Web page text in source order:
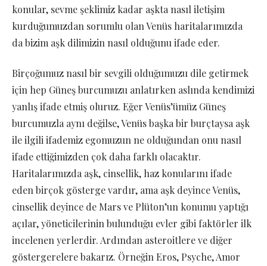
konular, sevme şeklimiz kadar aşkta nasıl iletişim
kurduğumuzdan sorumlu olan Venüs haritalarımızda
da bizim aşk dilimizin nasıl olduğunu ifade eder.
Birçoğumuz nasıl bir sevgili olduğumuzu dile getirmek
için hep Güneş burcumuzu anlatırken aslında kendimizi
yanlış ifade etmiş oluruz. Eğer Venüs’ümüz Güneş
burcumuzla aynı değilse, Venüs başka bir burçtaysa aşk
ile ilgili ifademiz egomuzun ne olduğundan onu nasıl
ifade ettiğimizden çok daha farklı olacaktır.
Haritalarımızda aşk, cinsellik, haz konularını ifade
eden birçok gösterge vardır, ama aşk deyince Venüs,
cinsellik deyince de Mars ve Plüton’un konumu yaptığı
açılar, yöneticilerinin bulunduğu evler gibi faktörler ilk
incelenen yerlerdir. Ardından asteroitlere ve diğer
göstergerelere bakarız. Örneğin Eros, Psyche, Amor